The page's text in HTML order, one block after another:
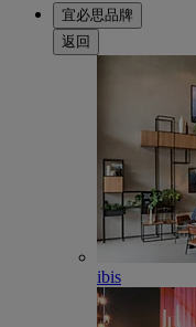
宜必思品牌
返回
ibis